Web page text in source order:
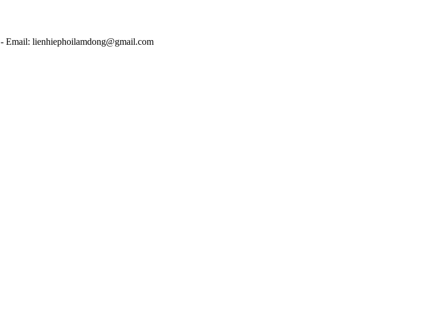
- Email: lienhiephoilamdong@gmail.com